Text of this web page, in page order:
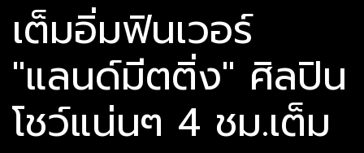
เต็มอิ่มฟินเวอร์
"แลนด์มีตติ่ง" ศิลปิน
โชว์แน่นๆ 4 ชม.เต็ม